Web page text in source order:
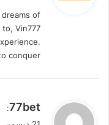
ل
of
Vin777
conquer!
ي77bet
: